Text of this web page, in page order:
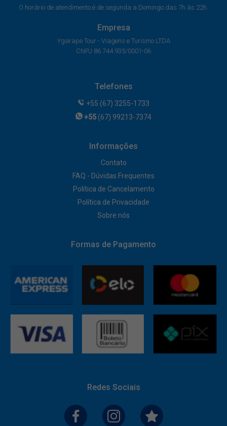
O horário de atendimento é de segunda a Domingo das 7h às 22h.
Empresa
Ygarape Tour - Viagens e Turismo LTDA
CNPJ 86.744.935/0001-06
Telefones
+55 (67) 3255-1733
+55 (67) 99213-7374
Informações
Contato
FAQ - Dúvidas Frequentes
Política de Cancelamento
Política de Privacidade
Sobre nós
Formas de Pagamento
Redes Sociais